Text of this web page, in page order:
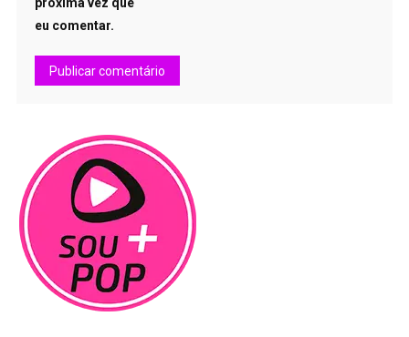
eu comentar.